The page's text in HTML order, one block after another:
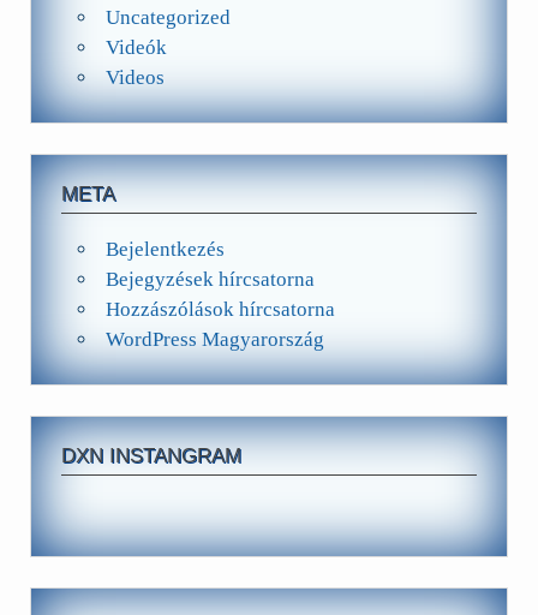
Uncategorized
Videók
Videos
META
Bejelentkezés
Bejegyzések hírcsatorna
Hozzászólások hírcsatorna
WordPress Magyarország
DXN INSTANGRAM